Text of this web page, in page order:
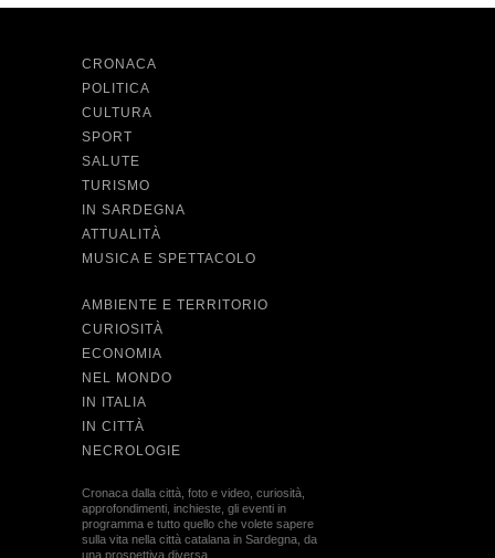
CRONACA
POLITICA
CULTURA
SPORT
SALUTE
TURISMO
IN SARDEGNA
ATTUALITÀ
MUSICA E SPETTACOLO
AMBIENTE E TERRITORIO
CURIOSITÀ
ECONOMIA
NEL MONDO
IN ITALIA
IN CITTÀ
NECROLOGIE
Cronaca dalla città, foto e video, curiosità,
approfondimenti, inchieste, gli eventi in
programma e tutto quello che volete sapere
sulla vita nella città catalana in Sardegna, da
una prospettiva diversa.